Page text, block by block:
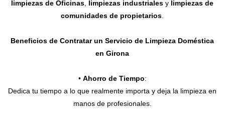
limpiezas de Oficinas limpiezas industriales y limpiezas de
comunidades de propietarios
Beneficios de Contratar un Servicio de Limpieza Doméstica
en Girona
• Ahorro de Tiempo:
Dedica tu tiempo a lo que realmente importa y deja la limpieza en
manos de profesionales.